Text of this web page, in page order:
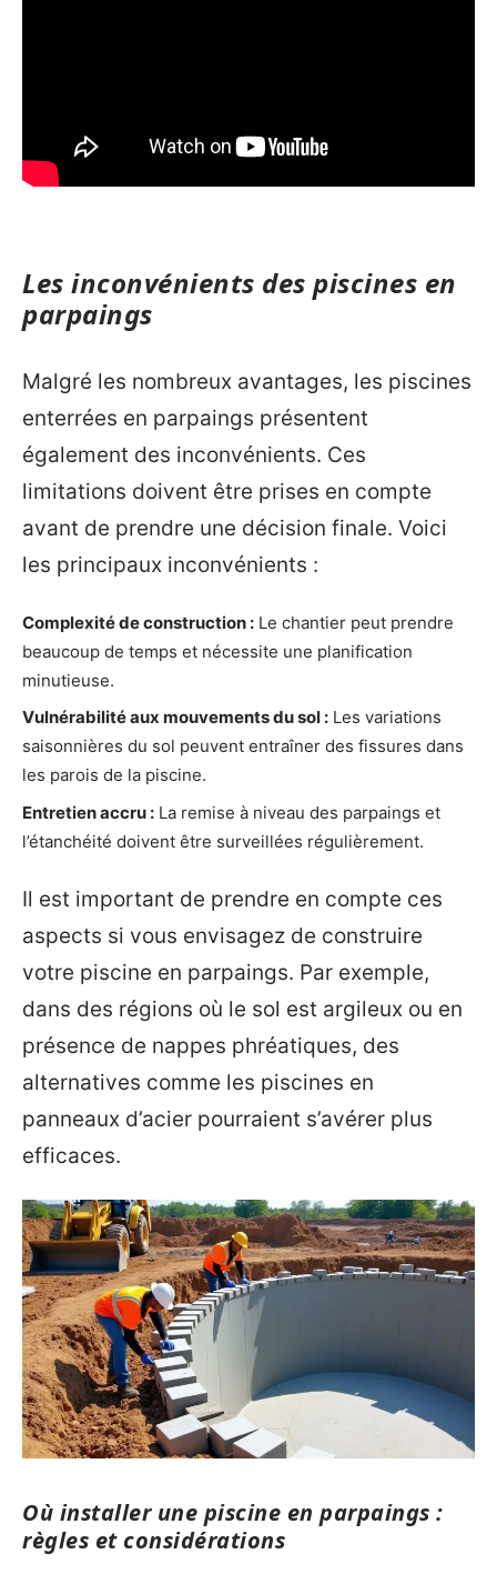
Les inconvénients des piscines en
parpaings
Malgré les nombreux avantages, les piscines
enterrées en parpaings présentent
également des inconvénients. Ces
limitations doivent être prises en compte
avant de prendre une décision finale. Voici
les principaux inconvénients :
Complexité de construction : Le chantier peut prendre
beaucoup de temps et nécessite une planification
minutieuse.
Vulnérabilité aux mouvements du sol : Les variations
saisonnières du sol peuvent entraîner des fissures dans
les parois de la piscine.
Entretien accru : La remise à niveau des parpaings et
l’étanchéité doivent être surveillées régulièrement.
Il est important de prendre en compte ces
aspects si vous envisagez de construire
votre piscine en parpaings. Par exemple,
dans des régions où le sol est argileux ou en
présence de nappes phréatiques, des
alternatives comme les piscines en
panneaux d’acier pourraient s’avérer plus
efficaces.
Où installer une piscine en parpaings :
règles et considérations